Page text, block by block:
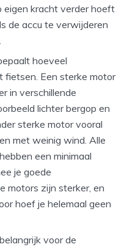
eigen kracht verder hoeft
de accu te verwijderen
hoeveel
fietsen. Een sterke motor
in verschillende
lichter bergop en
sterke motor vooral
met weinig wind. Alle
een minimaal
je goede
motors zijn sterker, en
hoef je helemaal geen
voor de